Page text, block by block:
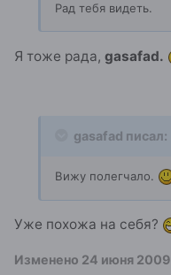
Рад тебя видеть.
Я тоже рада, gasafad.
gasafad писал:
Вижу полегчало.
Уже похожа на себя?
Изменено 24 июня 2009